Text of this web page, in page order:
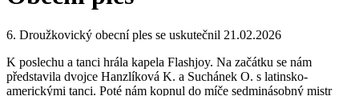
6. Droužkovický obecní ples se uskutečnil 21.02.2026
K poslechu a tanci hrála kapela Flashjoy. Na začátku se nám
představila dvojce Hanzlíková K. a Suchánek O. s latinsko-
americkými tanci. Poté nám kopnul do míče sedminásobný mistr